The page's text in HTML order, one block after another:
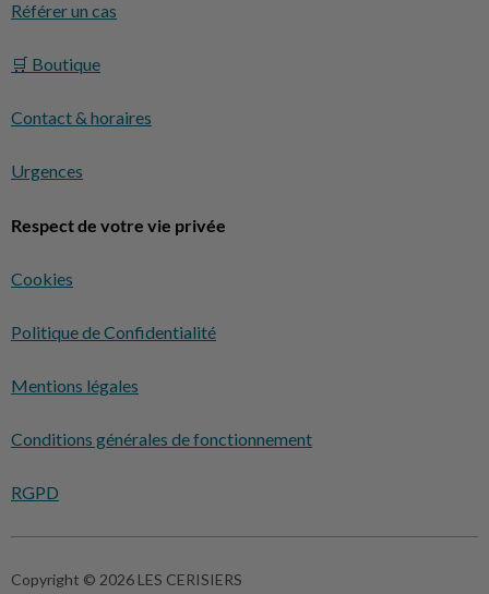
Référer un cas
🛒 Boutique
Contact & horaires
Urgences
Respect de votre vie privée
Cookies
Politique de Confidentialité
Mentions légales
Conditions générales de fonctionnement
RGPD
Copyright © 2026 LES CERISIERS